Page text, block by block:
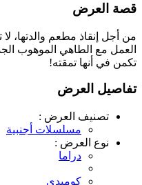
قصة العرض
من أجل إنقاذ مطعم والدتها،
العمل مع الطاهي الموهوب
تكمن في أنها تمقته!
تفاصيل العرض
تصنيف العرض :
مسلسلات أجنبية
نوع العرض :
دراما
كوميدي